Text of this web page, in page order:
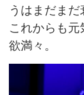
うはまだまだ
これからも
欲満々。